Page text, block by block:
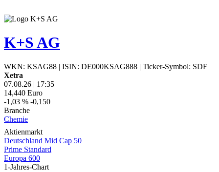
K+S AG
WKN: KSAG88 | ISIN: DE000KSAG888 | Ticker-Symbol: SDF
Xetra
07.08.26 | 17:35
14,440 Euro
-1,03 % -0,150
Branche
Chemie
Aktienmarkt
Deutschland Mid Cap 50
Prime Standard
Europa 600
1-Jahres-Chart